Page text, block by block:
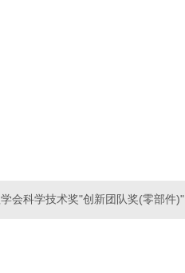
会科学技术奖"创新团队奖(零部件)"